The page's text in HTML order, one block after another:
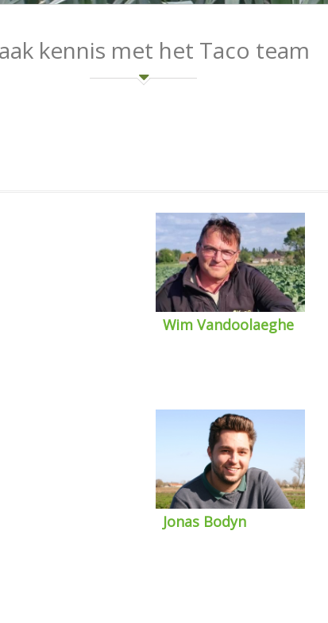
kennis met het Taco team
Wim Vandoolaeghe
Jonas Bodyn